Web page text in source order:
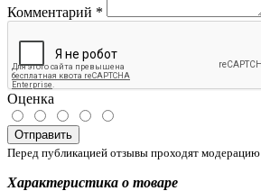
Комментарий *
Оценка
Отправить
Перед публикацией отзывы проходят модерацию
Характеристика о товаре